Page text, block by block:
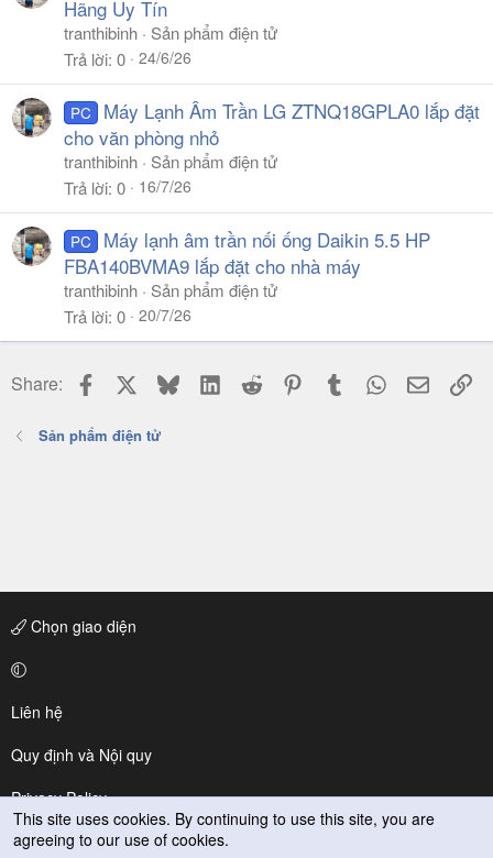
Hãng Uy Tín
tranthibinh
Sản phẩm điện tử
Trả lời 0 24/6/26
PC
Máy Lạnh Âm Trần LG ZTNQ18GPLA0 lắp đặt
cho văn phòng nhỏ
tranthibinh
Sản phẩm điện tử
Trả lời 0 16/7/26
PC
Máy lạnh âm trần nối ống Daikin 5.5 HP
FBA140BVMA9 lắp đặt cho nhà máy
tranthibinh
Sản phẩm điện tử
Trả lời 0 20/7/26
Share: Facebook BlueskyLinkedIn
Reddit PinterestTumblr WhatsApp
Email
Sản phẩm điện tử
Chọn giao diện
Liên hệ
Quy định và Nội quy
Privacy Policy
Trợ giúp
This site uses cookies. By continuing to use this site, you are
agreeing to our use of cookies.